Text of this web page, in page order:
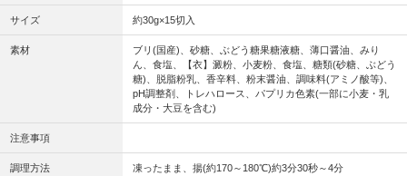
サイズ 約30g×15切入
素材
ブリ(国産)、砂糖、ぶどう糖果糖液糖、薄口醤油、みり
ん、食塩、【衣】澱粉、小麦粉、食塩、糖類(砂糖、ぶどう
糖)、脱脂粉乳、香辛料、粉末醤油、調味料(アミノ酸等)、
pH調整剤、トレハロース、パプリカ色素(一部に小麦・乳
成分・大豆を含む)
注意事項
調理方法 凍ったまま、揚(約170～180℃)約3分30秒～4分